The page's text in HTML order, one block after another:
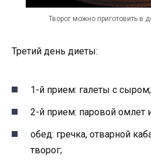
Творог можно приготовить в
Третий день диеты:
1-й прием: галеты с сыром;
2-й прием: паровой омлет
обед: гречка, отварной
творог;